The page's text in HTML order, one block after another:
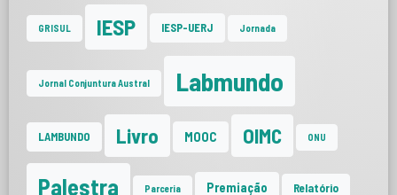
GRISUL IESP IESP-UERJ Jornada
Jornal Conjuntura Austral Labmundo
LAMBUNDO Livro MOOC OIMC ONU
Palestra Parceria Premiação Relatório